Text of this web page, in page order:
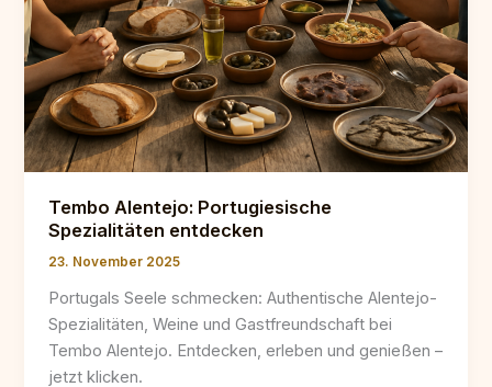
Tembo Alentejo: Portugiesische
Spezialitäten entdecken
23. November 2025
Portugals Seele schmecken: Authentische Alentejo-
Spezialitäten, Weine und Gastfreundschaft bei
Tembo Alentejo. Entdecken, erleben und genießen –
jetzt klicken.